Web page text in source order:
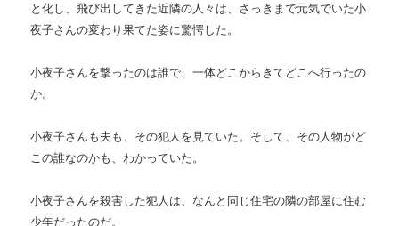
と化し、飛び出してきた近隣の人々は、さっきまで元気でいた小
夜子さんの変わり果てた姿に驚愕した。
小夜子さんを撃ったのは誰で、一体どこからきてどこへ行ったの
か。
小夜子さんも夫も、その犯人を見ていた。そして、その人物がど
この誰なのかも、わかっていた。
小夜子さんを殺害した犯人は、なんと同じ住宅の隣の部屋に住む
少年だったのだ。